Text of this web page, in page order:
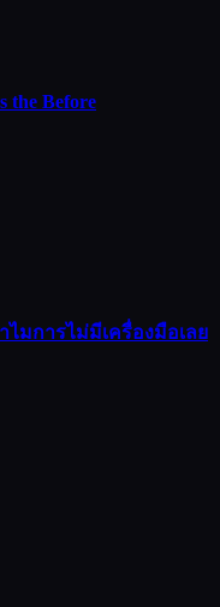
the Before
มการไม่มีเครื่องมือเลย